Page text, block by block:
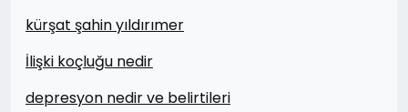
kürşat şahin yıldırımer
İlişki koçluğu nedir
depresyon nedir ve belirtileri